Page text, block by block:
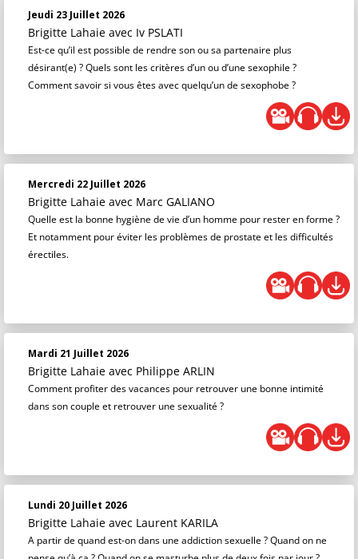
Jeudi 23 Juillet 2026
Brigitte Lahaie avec Iv PSLATI
Est-ce qu’il est possible de rendre son ou sa partenaire plus
désirant(e) ? Quels sont les critères d’un ou d’une sexophile ?
Comment savoir si vous êtes avec quelqu’un de sexophobe ?
Mercredi 22 Juillet 2026
Brigitte Lahaie avec Marc GALIANO
Quelle est la bonne hygiène de vie d’un homme pour rester en forme ?
Et notamment pour éviter les problèmes de prostate et les difficultés
érectiles.
Mardi 21 Juillet 2026
Brigitte Lahaie avec Philippe ARLIN
Comment profiter des vacances pour retrouver une bonne intimité
dans son couple et retrouver une sexualité ?
Lundi 20 Juillet 2026
Brigitte Lahaie avec Laurent KARILA
A partir de quand est-on dans une addiction sexuelle ? Quand on ne